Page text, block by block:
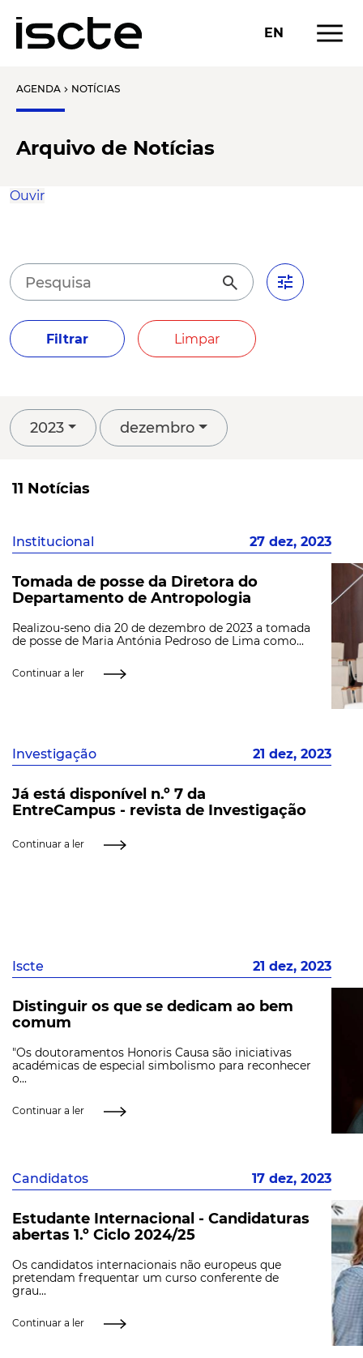
EN menu
AGENDA chevron_right NOTÍCIAS
Arquivo de Notícias
Ouvir
search tune
Filtrar Limpar
2023 dezembro
11 Notícias
Institucional 27 dez, 2023
Tomada de posse da Diretora do
Departamento de Antropologia
Realizou-seno dia 20 de dezembro de 2023 a tomada
de posse de Maria Antónia Pedroso de Lima como...
Continuar a ler
Investigação 21 dez, 2023
Já está disponível n.º 7 da
EntreCampus - revista de Investigação
Continuar a ler
Iscte 21 dez, 2023
Distinguir os que se dedicam ao bem
comum
"Os doutoramentos Honoris Causa são iniciativas
académicas de especial simbolismo para reconhecer
o...
Continuar a ler
Candidatos 17 dez, 2023
Estudante Internacional - Candidaturas
abertas 1.º Ciclo 2024/25
Os candidatos internacionais não europeus que
pretendam frequentar um curso conferente de
grau...
Continuar a ler